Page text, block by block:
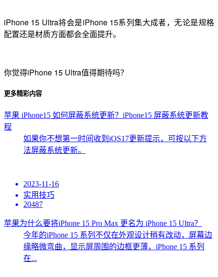
iPhone 15 Ultra将会是iPhone 15系列集大成者，无论是规格
配置还是材质方面都会全面提升。
你觉得iPhone 15 Ultra值得期待吗？
更多精彩内容
苹果 iPhone15 如何屏蔽系统更新？iPhone15 屏蔽系统更新教
程
如果你不想第一时间收到iOS17更新提示，可按以下方
法屏蔽系统更新。
2023-11-16
实用技巧
20487
苹果为什么要将iPhone 15 Pro Max 更名为 iPhone 15 Ultra？
今年的iPhone 15 系列不仅在外观设计稍有改动，屏幕边
缘略微弯曲，显示屏周围的边框更薄，iPhone 15 系列
在...